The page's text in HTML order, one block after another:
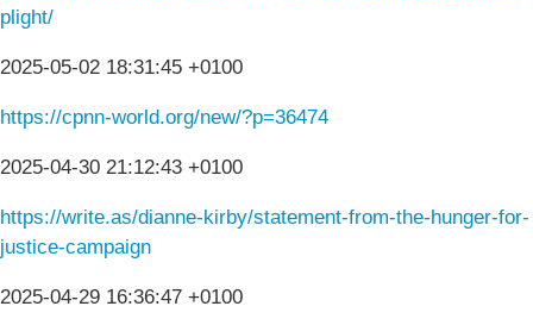
plight/
2025-05-02 18:31:45 +0100
https://cpnn-world.org/new/?p=36474
2025-04-30 21:12:43 +0100
https://write.as/dianne-kirby/statement-from-the-hunger-for-
justice-campaign
2025-04-29 16:36:47 +0100